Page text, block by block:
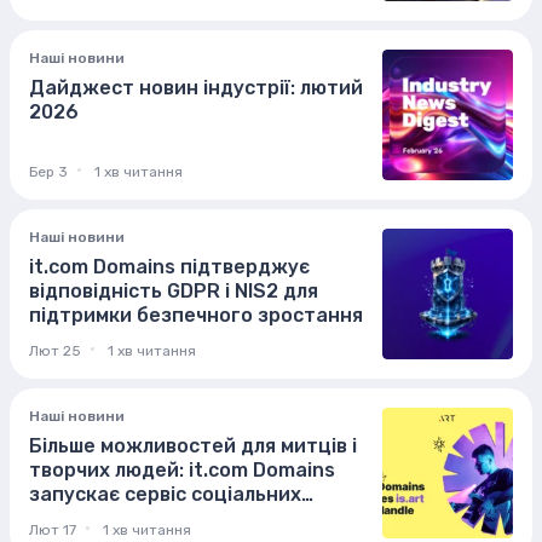
Наші новини
Дайджест новин індустрії: лютий
2026
Бер 3 1 хв читання
Наші новини
it.com Domains підтверджує
відповідність GDPR і NIS2 для
підтримки безпечного зростання
Лют 25 1 хв читання
Наші новини
Більше можливостей для митців і
творчих людей: it.com Domains
запускає сервіс соціальних
Лют 17 1 хв читання